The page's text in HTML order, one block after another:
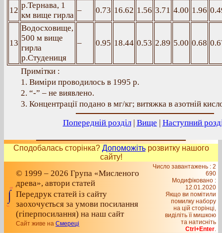
12
р.Тернава, 1
км вище гирла
– 0.73 16.62 1.56 3.71 4.00 1.96
13
Водосховище,
500 м вище
гирла
р.Студениця
– 0.95 18.44 0.53 2.89 5.00 0.68
Примітки :
1. Виміри проводилось в 1995 р.
2. “-” – не виявлено.
3. Концентрації подано в мг/кг; витяжка в азотній
Попередній розділ| Вище | Наступний
Сподобалась сторінка? Допоможітьрозвитку нашого
сайту!
© 1999 – 2026 Група «Мисленого
древа», автори статей
Передрук статей із сайту
заохочується за умови посилання
(гіперпосилання) на наш сайт
Сайт живе на Смереці
Число завантажень : 2
690
Модифіковано :
12.01.2020
Якщо ви помітили
помилку набору
на цiй сторiнцi,
видiлiть її мишкою
та натисніть
Ctrl+Enter.